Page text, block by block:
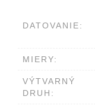
DATOVANIE:
MIERY:
VÝTVARNÝ
DRUH: